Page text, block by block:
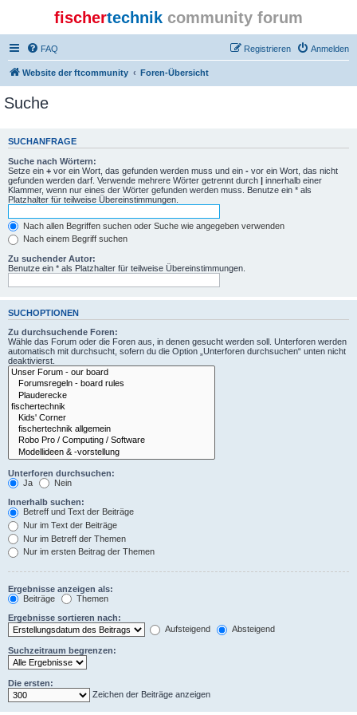
fischertechnik community forum
FAQ Anmelden
Registrieren
Website der ftcommunity Foren-Übersicht
Suche
SUCHANFRAGE
Suche nach Wörtern:
Setze ein + vor ein Wort, das gefunden werden muss und ein - vor ein Wort, das nicht
gefunden werden darf. Verwende mehrere Wörter getrennt durch | innerhalb einer
Klammer, wenn nur eines der Wörter gefunden werden muss. Benutze ein * als
Platzhalter für teilweise Übereinstimmungen.
Nach allen Begriffen suchen oder Suche wie angegeben verwenden
Nach einem Begriff suchen
Zu suchender Autor:
Benutze ein * als Platzhalter für teilweise Übereinstimmungen.
SUCHOPTIONEN
Zu durchsuchende Foren:
Wähle das Forum oder die Foren aus, in denen gesucht werden soll. Unterforen werden
automatisch mit durchsucht, sofern du die Option „Unterforen durchsuchen“ unten nicht
deaktivierst.
Unterforen durchsuchen:
Ja
Nein
Innerhalb suchen:
Betreff und Text der Beiträge
Nur im Text der Beiträge
Nur im Betreff der Themen
Nur im ersten Beitrag der Themen
Ergebnisse anzeigen als:
Beiträge
Themen
Ergebnisse sortieren nach:
Aufsteigend
Absteigend
Suchzeitraum begrenzen:
Die ersten:
Zeichen der Beiträge anzeigen